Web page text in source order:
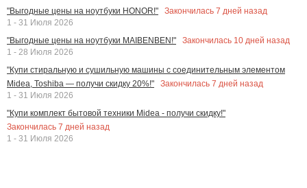
"Выгодные цены на ноутбуки HONOR!"
Закончилась 7 дней назад
1 - 31 Июля 2026
"Выгодные цены на ноутбуки MAIBENBEN!"
Закончилась 10 дней назад
1 - 28 Июля 2026
"Купи стиральную и сушильную машины с соединительным элементом
Midea, Toshiba — получи скидку 20%!"
Закончилась 7 дней назад
1 - 31 Июля 2026
"Купи комплект бытовой техники Midea - получи скидку!"
Закончилась 7 дней назад
1 - 31 Июля 2026